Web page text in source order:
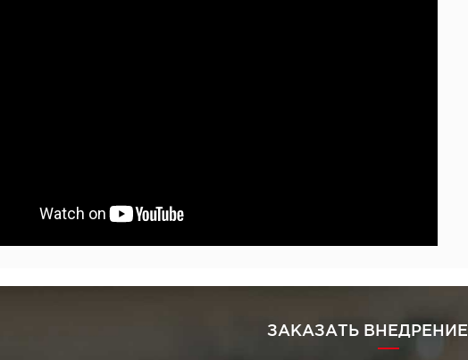
ЗАКАЗАТЬ ВНЕДРЕНИЕ